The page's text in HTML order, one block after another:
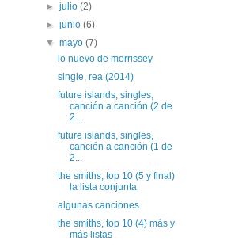
►julio(2)
►junio(6)
▼mayo(7)
lo nuevo de morrissey
single, rea (2014)
future islands, singles,
canción a canción (2 de
2...
future islands, singles,
canción a canción (1 de
2...
the smiths, top 10 (5 y final)
la lista conjunta
algunas canciones
the smiths, top 10 (4) más y
más listas